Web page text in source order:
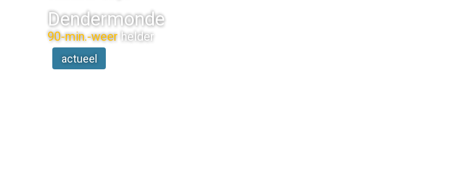
Dendermonde
90-min.-weer helder
actueel